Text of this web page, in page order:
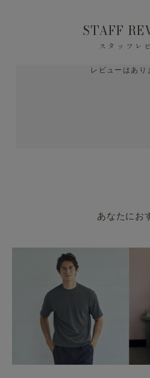
STAFF
スタッフレ
レビューはあり
あなたにお